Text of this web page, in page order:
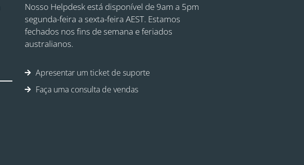
Nosso Helpdesk está disponível de 9am a 5pm
segunda-feira a sexta-feira AEST. Estamos
fechados nos fins de semana e feriados
australianos.
Apresentar um ticket de suporte
Faça uma consulta de vendas